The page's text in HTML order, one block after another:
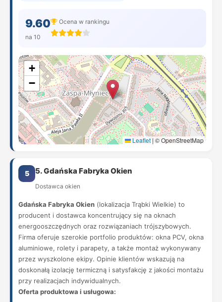
9.60
na 10
Ocena w rankingu
+
−
Leaflet |© OpenStreetMap
5 5. Gdańska Fabryka Okien
Dostawca okien
Gdańska Fabryka Okien (lokalizacja Trąbki Wielkie) to
producent i dostawca koncentrujący się na oknach
energooszczędnych oraz rozwiązaniach trójszybowych.
Firma oferuje szerokie portfolio produktów: okna PCV, okna
aluminiowe, rolety i parapety, a także montaż wykonywany
przez wyszkolone ekipy. Opinie klientów wskazują na
doskonałą izolację termiczną i satysfakcję z jakości montażu
przy realizacjach indywidualnych.
Oferta produktowa i usługowa: